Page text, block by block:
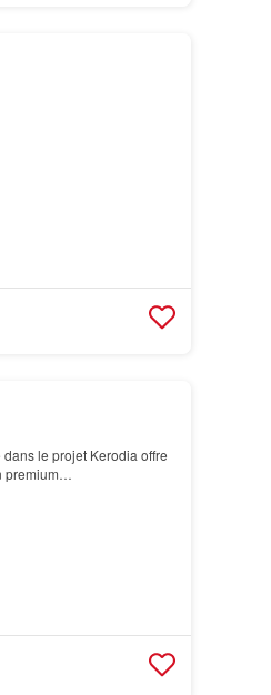
le projet Kerodia offre
premium…